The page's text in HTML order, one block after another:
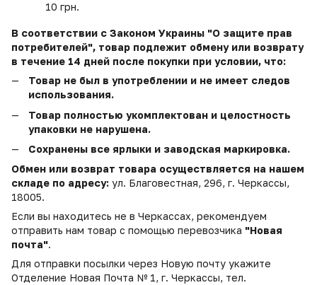
10 грн.
В соответствии с Законом Украины "О защите прав
потребителей", товар подлежит обмену или возврату
в течение 14 дней после покупки при условии, что:
Товар не был в употреблении и не имеет следов
использования.
Товар полностью укомплектован и целостность
упаковки не нарушена.
Сохранены все ярлыки и заводская маркировка.
Обмен или возврат товара осуществляется на нашем
складе по адресу: ул. Благовестная, 296, г. Черкассы,
18005.
Если вы находитесь не в Черкассах, рекомендуем
отправить нам товар с помощью перевозчика "Новая
почта".
Для отправки посылки через Новую почту укажите
Отделение Новая Почта № 1, г. Черкассы, тел.